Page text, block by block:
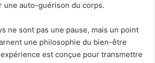
une auto-guérison du corps.
ne sont pas une pause, mais un point
une philosophie du bien-être
est conçue pour transmettre